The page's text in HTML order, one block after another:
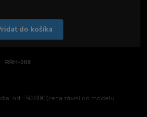
do košíka
RRH-008
od =50,00€ (cena závisí od modelu